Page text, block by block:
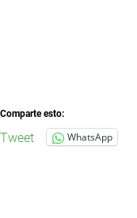
Comparte esto:
Tweet WhatsApp